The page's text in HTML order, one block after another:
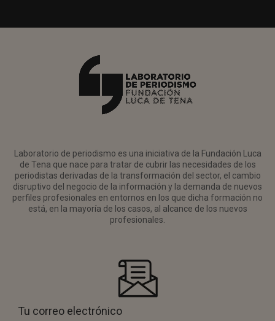
Laboratorio de periodismo es una iniciativa de la Fundación Luca
de Tena que nace para tratar de cubrir las necesidades de los
periodistas derivadas de la transformación del sector, el cambio
disruptivo del negocio de la información y la demanda de nuevos
perfiles profesionales en entornos en los que dicha formación no
está, en la mayoría de los casos, al alcance de los nuevos
profesionales.